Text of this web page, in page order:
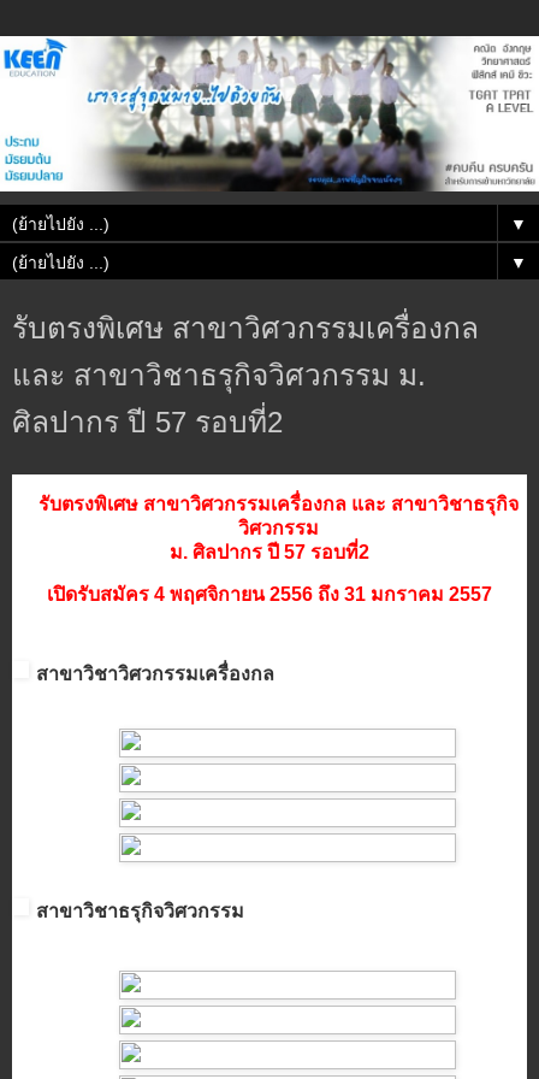
▼
▼
รับตรงพิเศษ สาขาวิศวกรรมเครื่องกล
และ สาขาวิชาธรุกิจวิศวกรรม ม.
ศิลปากร ปี 57 รอบที่2
รับตรงพิเศษ สาขาวิศวกรรมเครื่องกล และ สาขาวิชาธรุกิจ
วิศวกรรม
ม. ศิลปากร ปี 57 รอบที่2
เปิดรับสมัคร 4 พฤศจิกายน 2556 ถึง 31 มกราคม 2557
สาขาวิชาวิศวกรรมเครื่องกล
สาขาวิชาธรุกิจวิศวกรรม